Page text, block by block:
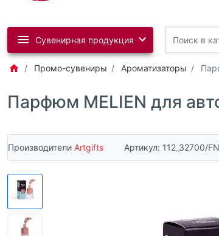
Сувенирная продукция
Промо-сувениры Ароматизаторы
Парфюм MELIEN для
Производители Artgifts Артикул: 112_32700/FN